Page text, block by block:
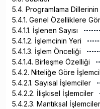
5.4. Programlama
5.4.1. Genel Özelliklere
5.4.1.1. İşlenen Sayısı
5.4.1.2. İşlemcinin Yeri
5.4.1.3. İşlem Önceliği
5.4.1.4. Birleşme Özelliği
5.4.2. Niteliğe Göre
5.4.2.1. Sayısal İşlemciler
5.4.2.2. İlişkisel İşlemciler
5.4.2.3. Mantıksal İşlemciler